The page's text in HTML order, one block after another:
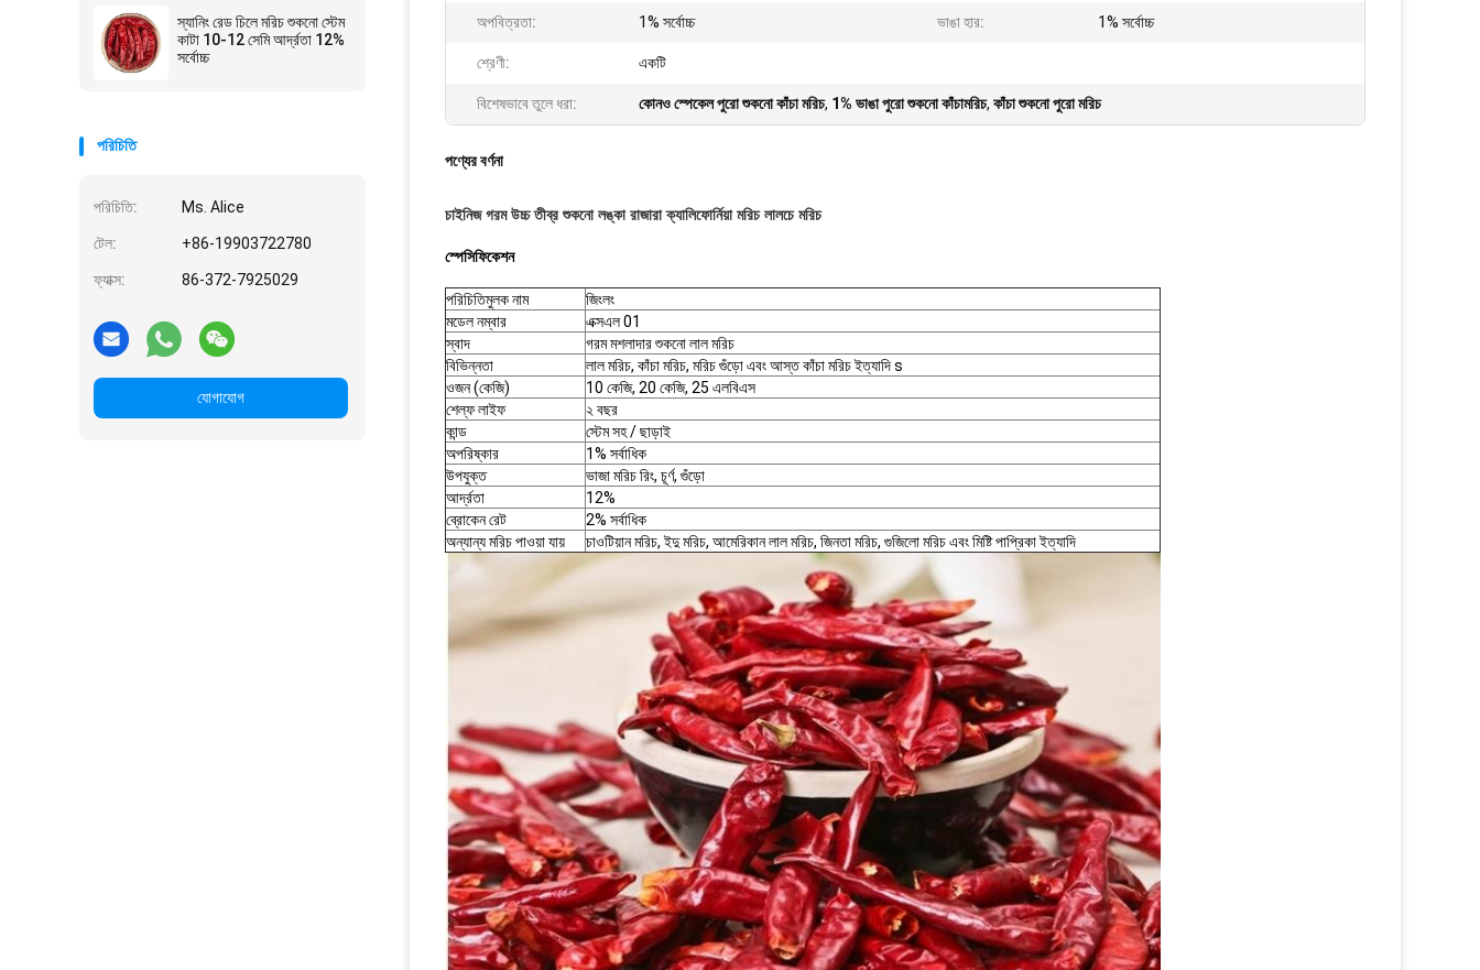
স্যানিং রেড চিলে মরিচ শুকনো স্টেম
কাটা 10-12 সেমি আর্দ্রতা 12%
সর্বোচ্চ
পরিচিতি
পরিচিতি: Ms. Alice
টেল: +86-19903722780
ফ্যাক্স: 86-372-7925029
যোগাযোগ
অপবিত্রতা: 1% সর্বোচ্চ ভাঙা হার: 1% সর্বোচ্চ
শ্রেণী: একটি
বিশেষভাবে তুলে ধরা: কোনও স্পেকেল পুরো শুকনো কাঁচা মরিচ, 1% ভাঙা পুরো শুকনো কাঁচামরিচ, কাঁচা শুকনো পুরো মরিচ
পণ্যের বর্ণনা
চাইনিজ গরম উচ্চ তীব্র শুকনো লঙ্কা রাজারা ক্যালিফোর্নিয়া মরিচ লালচে মরিচ
স্পেসিফিকেশন
পরিচিতিমুলক নাম
জিংলং
মডেল নম্বার
এক্সএল 01
স্বাদ
গরম মশলাদার শুকনো লাল মরিচ
বিভিন্নতা
লাল মরিচ, কাঁচা মরিচ, মরিচ গুঁড়ো এবং আস্ত কাঁচা মরিচ ইত্যাদি s
ওজন (কেজি)
10 কেজি, 20 কেজি, 25 এলবিএস
শেল্ফ লাইফ
২ বছর
কান্ড
স্টেম সহ / ছাড়াই
অপরিষ্কার
1% সর্বাধিক
উপযুক্ত
ভাজা মরিচ রিং, চূর্ণ, গুঁড়ো
আর্দ্রতা
12%
ব্রোকেন রেট
2% সর্বাধিক
অন্যান্য মরিচ পাওয়া যায়
চাওটিয়ান মরিচ, ইদু মরিচ, আমেরিকান লাল মরিচ, জিনতা মরিচ, গুজিলো মরিচ এবং মিষ্টি পাপ্রিকা ইত্যাদি